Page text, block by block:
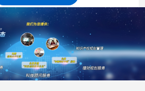
术企业认定管理工作领导小组办公室
2026年6月18日